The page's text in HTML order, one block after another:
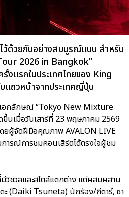
ไว้ด้วยกันอย่างสมบูรณ์แบบ สำหรับ
2026 in Bangkok”
งแรกในประเทศไทยของ King
แถวหน้าจากประเทศญี่ปุ่น
เอกลักษณ์ “Tokyo New Mixture
นเมื่อวันเสาร์ที่ 23 พฤษภาคม 2569
ผู้จัดฝีมือคุณภาพ AVALON LIVE
ารณ์การชมคอนเสิร์ตได้ตรงใจผู้ชม
วิชวลและสไตล์แตกต่าง แต่ผสมผสาน
ะ (Daiki Tsuneta) นักร้อง/กีตาร์, ซา